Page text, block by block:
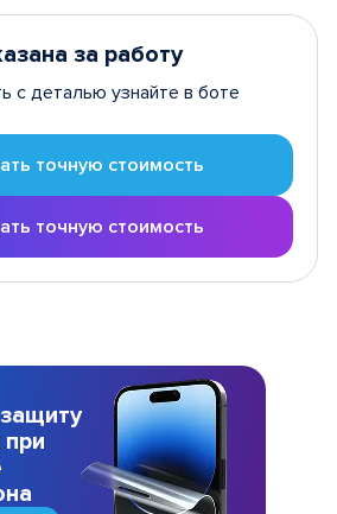
за работу
с деталью узнайте в боте
точную стоимость
точную стоимость